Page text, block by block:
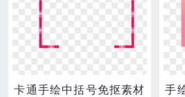
卡通手绘中括号免抠素材 手